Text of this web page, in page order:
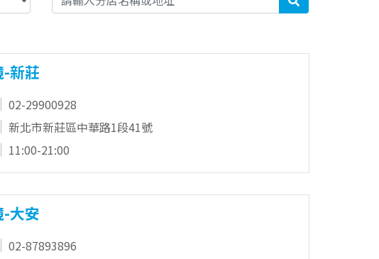
-新莊
02-29900928
新北市新莊區中華路1段41號
11:00-21:00
-大安
02-87893896